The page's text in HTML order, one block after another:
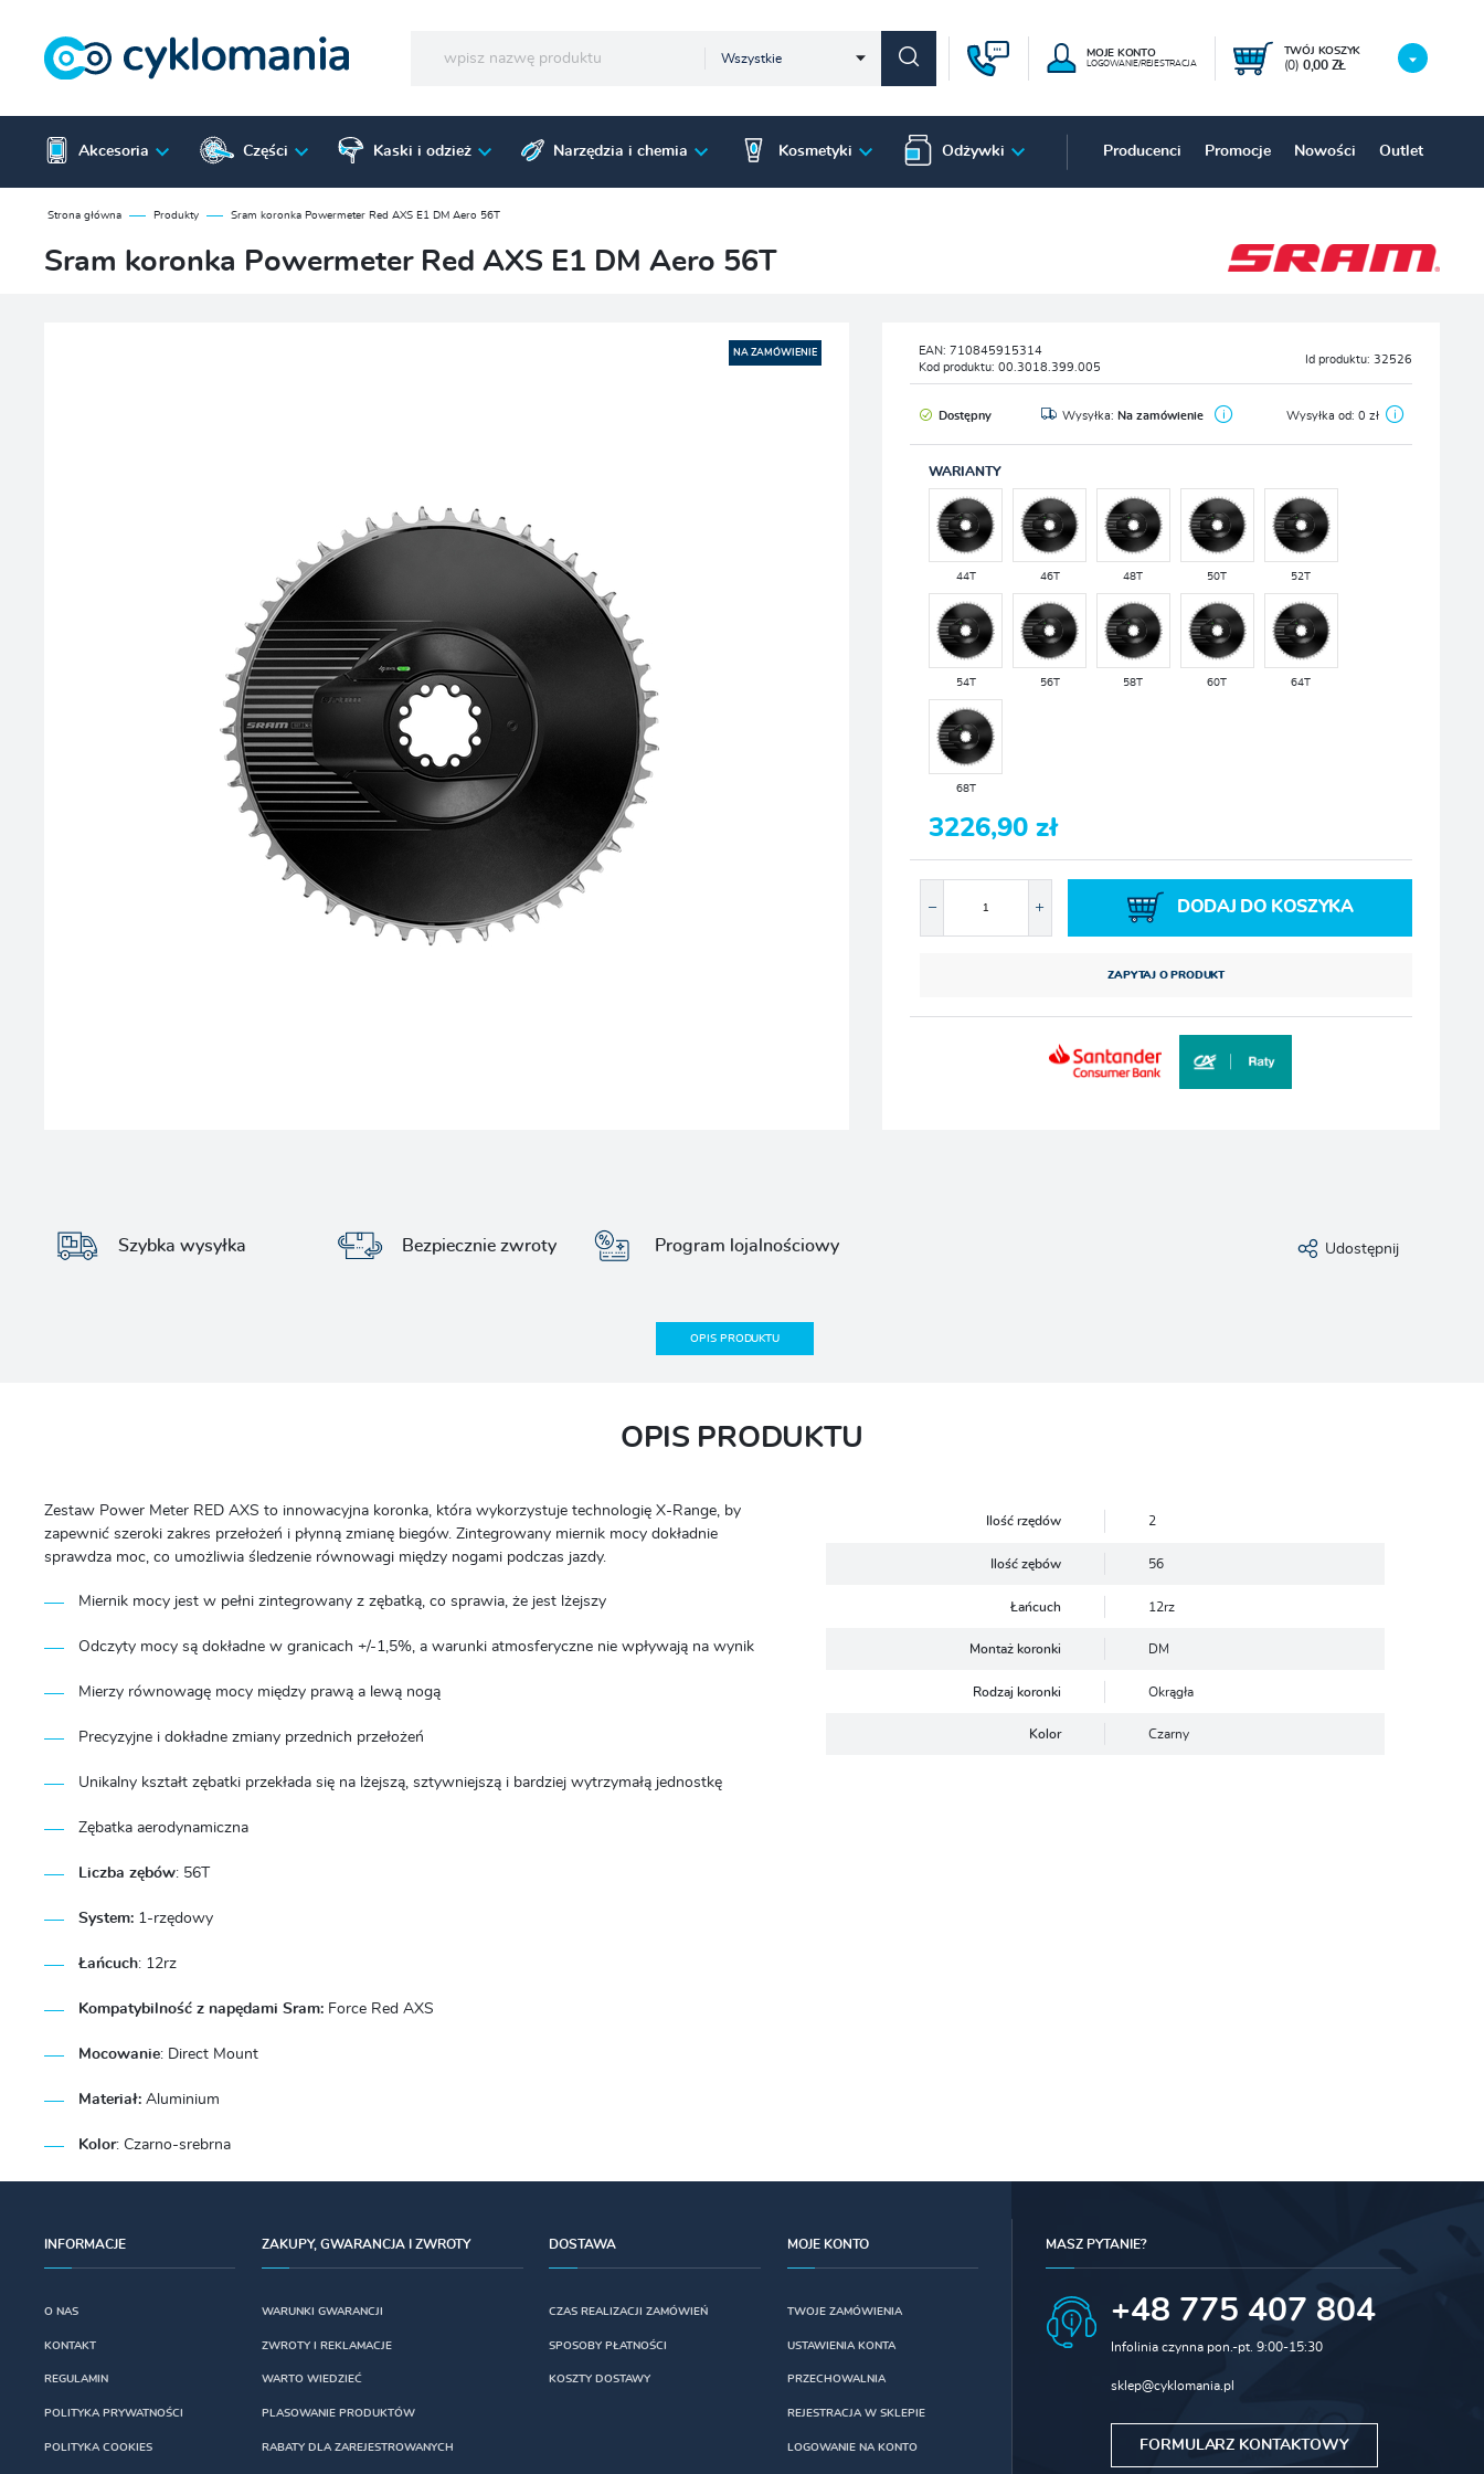
Wszystkie MOJE KONTO
LOGOWANIE/REJESTRACJA
TWÓJ KOSZYK
(0) 0,00 ZŁ
Akcesoria Części Kaski i odzież Narzędzia i chemia Kosmetyki Odżywki Producenci Promocje Nowości Outlet
Strona główna Produkty Sram koronka Powermeter Red AXS E1 DM Aero 56T
Sram koronka Powermeter Red AXS E1 DM Aero 56T
NA ZAMÓWIENIE EAN:710845915314
Kod produktu:00.3018.399.005
Id produktu: 32526
Dostępny Wysyłka: Na zamówienie Wysyłka od: 0 zł
WARIANTY
44T 46T 48T 50T 52T
54T 56T 58T 60T 64T
68T
3226,90 zł
DODAJ DO KOSZYKA
ZAPYTAJ O PRODUKT
Szybka wysyłka Bezpiecznie zwroty Program lojalnościowy Udostępnij
OPIS PRODUKTU
OPIS PRODUKTU
Zestaw Power Meter RED AXS to innowacyjna koronka, która wykorzystuje technologię X-Range, by
zapewnić szeroki zakres przełożeń i płynną zmianę biegów. Zintegrowany miernik mocy dokładnie
sprawdza moc, co umożliwia śledzenie równowagi między nogami podczas jazdy.
Miernik mocy jest w pełni zintegrowany z zębatką, co sprawia, że jest lżejszy
Odczyty mocy są dokładne w granicach +/-1,5%, a warunki atmosferyczne nie wpływają na wynik
Mierzy równowagę mocy między prawą a lewą nogą
Precyzyjne i dokładne zmiany przednich przełożeń
Unikalny kształt zębatki przekłada się na lżejszą, sztywniejszą i bardziej wytrzymałą jednostkę
Zębatka aerodynamiczna
Liczba zębów: 56T
System:1-rzędowy
Łańcuch: 12rz
Kompatybilność z napędami Sram:Force Red AXS
Mocowanie: Direct Mount
Materiał:Aluminium
Kolor:Czarno-srebrna
Ilość rzędów 2
Ilość zębów 56
Łańcuch 12rz
Montaż koronki DM
Rodzaj koronki Okrągła
Kolor Czarny
INFORMACJE
O NAS
KONTAKT
REGULAMIN
POLITYKA PRYWATNOŚCI
POLITYKA COOKIES
ZAKUPY, GWARANCJA I ZWROTY
WARUNKI GWARANCJI
ZWROTY I REKLAMACJE
WARTO WIEDZIEĆ
PLASOWANIE PRODUKTÓW
RABATY DLA ZAREJESTROWANYCH
DOSTAWA
CZAS REALIZACJI ZAMÓWIEŃ
SPOSOBY PŁATNOŚCI
KOSZTY DOSTAWY
MOJE KONTO
TWOJE ZAMÓWIENIA
USTAWIENIA KONTA
PRZECHOWALNIA
REJESTRACJA W SKLEPIE
LOGOWANIE NA KONTO
MASZ PYTANIE?
+48 775 407 804
Infolinia czynna pon.-pt. 9:00-15:30
sklep@cyklomania.pl
FORMULARZ KONTAKTOWY